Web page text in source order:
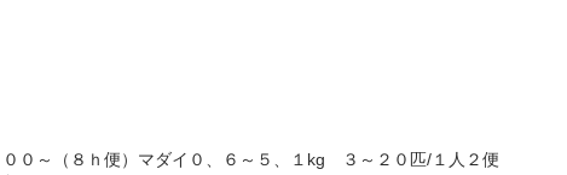
０～（８ｈ便）マダイ０、６～５、１kg ３～２０匹/１人２便